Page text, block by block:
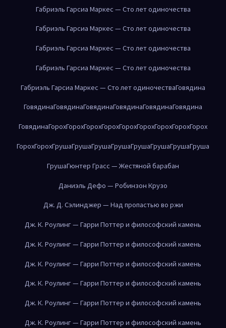
Габриэль Гарсиа Маркес — Сто лет одиночества
Габриэль Гарсиа Маркес — Сто лет одиночества
Габриэль Гарсиа Маркес — Сто лет одиночества
Габриэль Гарсиа Маркес — Сто лет одиночества
Габриэль Гарсиа Маркес — Сто лет одиночестваГовядина
ГовядинаГовядинаГовядинаГовядинаГовядинаГовядина
ГовядинаГорохГорохГорохГорохГорохГорохГорохГорохГорох
ГорохГорохГрушаГрушаГрушаГрушаГрушаГрушаГрушаГруша
ГрушаГюнтер Грасс — Жестяной барабан
Даниэль Дефо — Робинзон Крузо
Дж. Д. Сэлинджер — Над пропастью во ржи
Дж. К. Роулинг — Гарри Поттер и философский камень
Дж. К. Роулинг — Гарри Поттер и философский камень
Дж. К. Роулинг — Гарри Поттер и философский камень
Дж. К. Роулинг — Гарри Поттер и философский камень
Дж. К. Роулинг — Гарри Поттер и философский камень
Дж. К. Роулинг — Гарри Поттер и философский камень